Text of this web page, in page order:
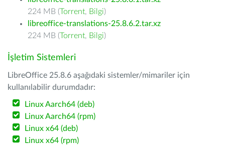
224 MB (Torrent, Bilgi)
libreoffice-translations-25.8.6.2.tar.xz
224 MB (Torrent, Bilgi)
İşletim Sistemleri
LibreOffice 25.8.6 aşağıdaki sistemler/mimariler için
kullanılabilir durumdadır:
Linux Aarch64 (deb)
Linux Aarch64 (rpm)
Linux x64 (deb)
Linux x64 (rpm)